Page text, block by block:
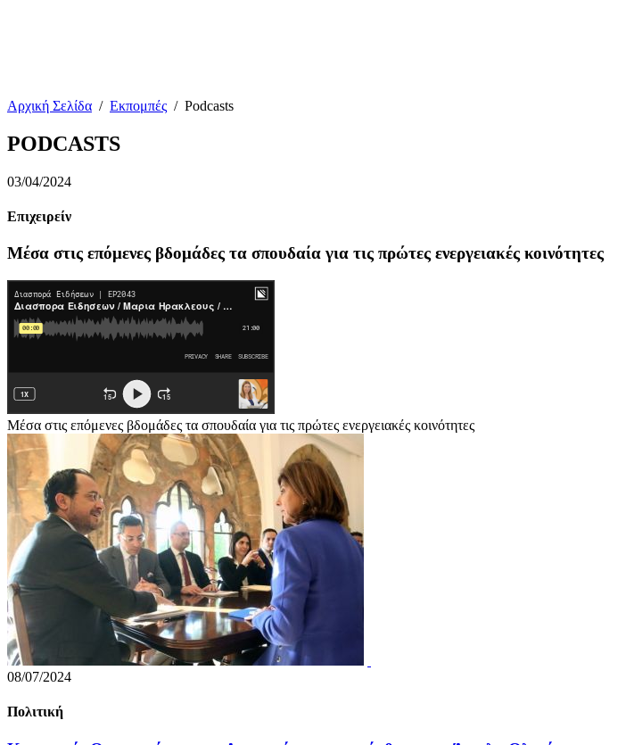
Αρχική Σελίδα / Εκπομπές / Podcasts
PODCASTS
03/04/2024
Επιχειρείν
Μέσα στις επόμενες βδομάδες τα σπουδαία για τις πρώτες ενεργειακές κοινότητες
Μέσα στις επόμενες βδομάδες τα σπουδαία για τις πρώτες ενεργειακές κοινότητες
08/07/2024
Πολιτική